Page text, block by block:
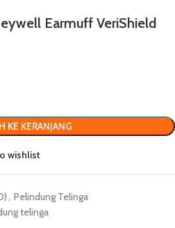
Earmuff VeriShield
KE KERANJANG
wishlist
, Pelindung Telinga
telinga